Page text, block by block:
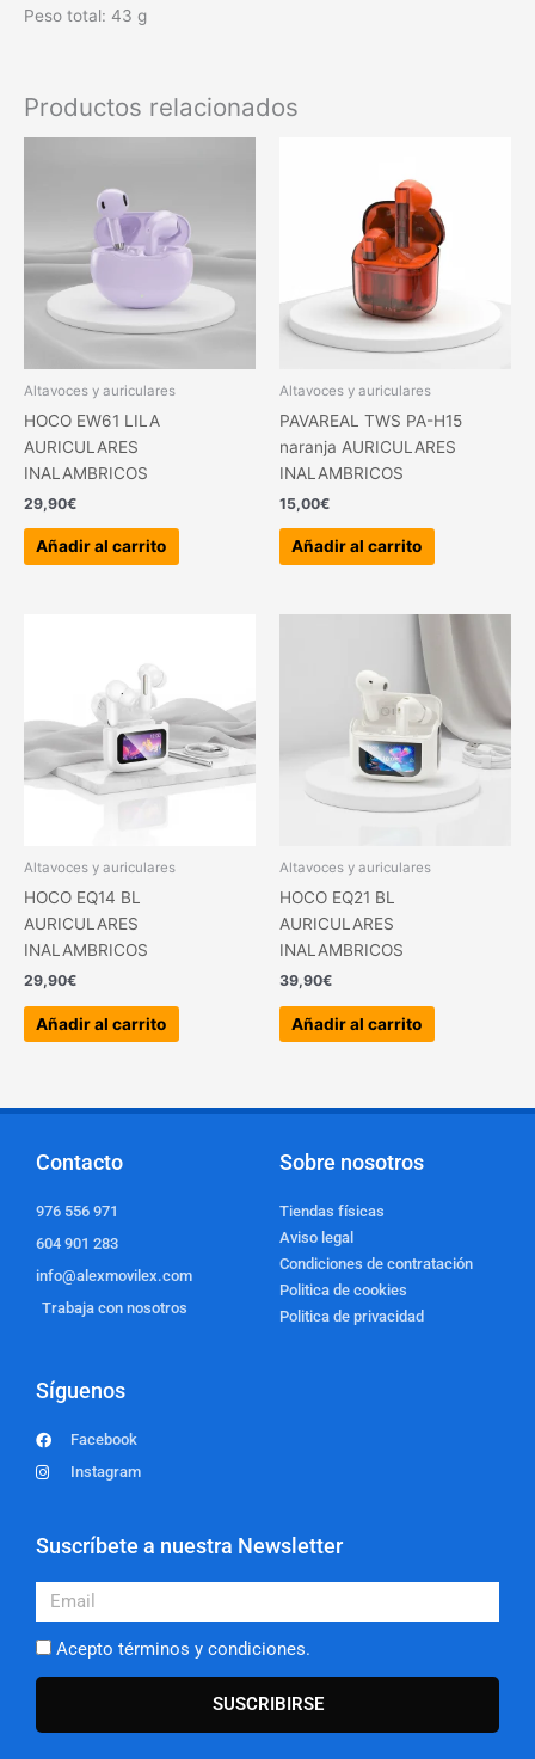
Peso total: 43 g
Productos relacionados
Altavoces y auriculares
HOCO EW61 LILA
AURICULARES
INALAMBRICOS
29,90€
Añadir al carrito
Altavoces y auriculares
PAVAREAL TWS PA-H15
naranja AURICULARES
INALAMBRICOS
15,00€
Añadir al carrito
Altavoces y auriculares
HOCO EQ14 BL
AURICULARES
INALAMBRICOS
29,90€
Añadir al carrito
Altavoces y auriculares
HOCO EQ21 BL
AURICULARES
INALAMBRICOS
39,90€
Añadir al carrito
Contacto
976 556 971
604 901 283
info@alexmovilex.com
Trabaja con nosotros
Sobre nosotros
Tiendas físicas
Aviso legal
Condiciones de contratación
Politica de cookies
Politica de privacidad
Síguenos
Facebook
Instagram
Suscríbete a nuestra Newsletter
Email
Acepto términos y condiciones.
SUSCRIBIRSE